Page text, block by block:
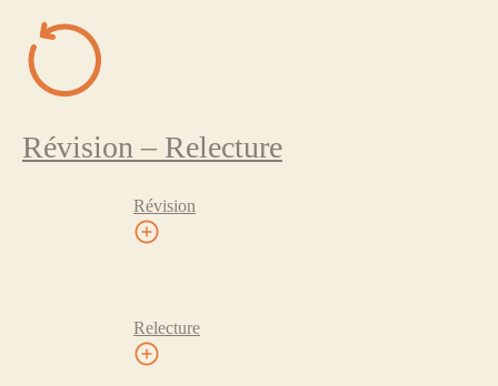
Révision – Relecture
Révision
Relecture